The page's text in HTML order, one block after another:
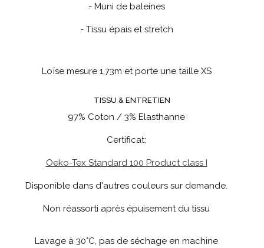
- Muni de baleines
- Tissu épais et stretch
Loïse mesure 1,73m et porte une taille XS
TISSU & ENTRETIEN
97% Coton / 3% Elasthanne
Certificat:
Oeko-Tex Standard 100 Product class I
Disponible dans d'autres couleurs sur demande.
Non réassorti après épuisement du tissu
Lavage à 30°C, pas de séchage en machine